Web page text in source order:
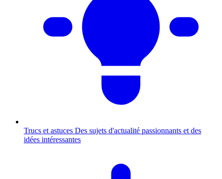
Trucs et astuces Des sujets d'actualité passionnants et des
idées intéressantes